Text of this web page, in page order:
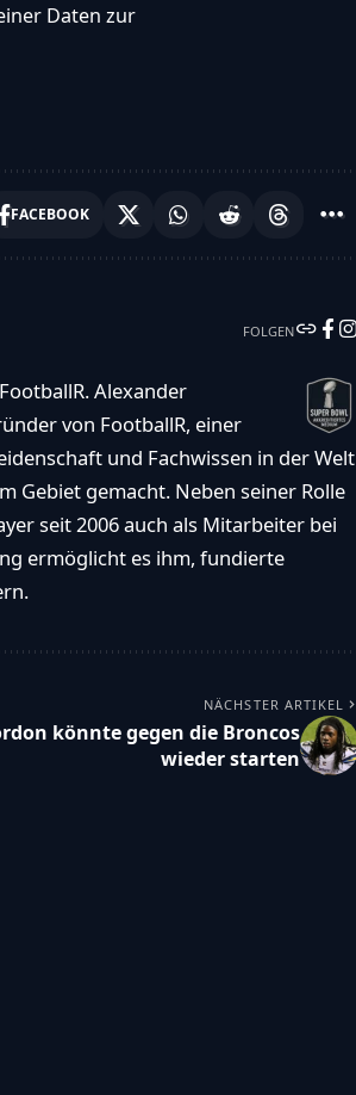
Daten zur
FACEBOOK
FOLGEN
Alexander
von FootballR, einer
und Fachwissen in der Welt
Gebiet gemacht. Neben seiner Rolle
seit 2006 auch als Mitarbeiter bei
ermöglicht es ihm, fundierte
NÄCHSTER ARTIKEL
könnte gegen die Broncos
wieder starten